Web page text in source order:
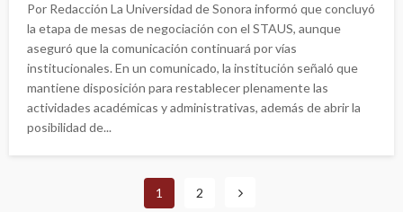
Por Redacción La Universidad de Sonora informó que concluyó
la etapa de mesas de negociación con el STAUS, aunque
aseguró que la comunicación continuará por vías
institucionales. En un comunicado, la institución señaló que
mantiene disposición para restablecer plenamente las
actividades académicas y administrativas, además de abrir la
posibilidad de...
1 2